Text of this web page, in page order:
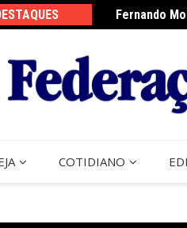
Fernando
COTIDIANO